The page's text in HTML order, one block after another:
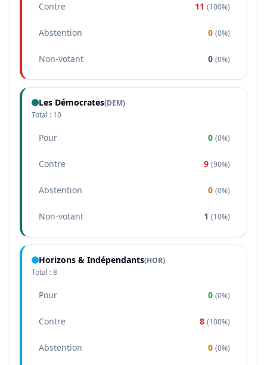
Contre 11 (100%)
Abstention 0 (0%)
Non-votant 0 (0%)
Les Démocrates(DEM)
Total : 10
Pour 0 (0%)
Contre 9 (90%)
Abstention 0 (0%)
Non-votant 1 (10%)
Horizons & Indépendants(HOR)
Total :8
Pour 0 (0%)
Contre 8 (100%)
Abstention 0 (0%)